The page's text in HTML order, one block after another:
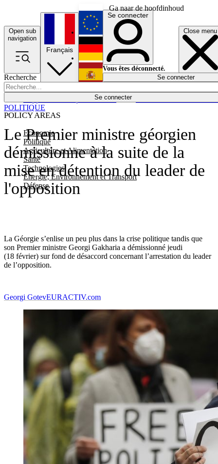
Ga naar de hoofdinhoud
Open sub
navigation
Close menu
Recherche
Se connecter
POLICY AREAS
Economie
Politique
Agriculture et Alimentation
Santé
Technologies
Energie, Environnement et Transport
Défense
Économie
Français
English
Deutsch
Español
Se connecter
Vous êtes déconnecté.
Se connecter
Le Premier ministre géorgien
démissionne à la suite de la
mise en détention du leader de
l'opposition
La Géorgie s’enlise un peu plus dans la crise politique tandis que
son Premier ministre Georgi Gakharia a démissionné jeudi
(18 février) sur fond de désaccord concernant l’arrestation du leader
de l’opposition.
POLITIQUE
Georgi GotevEURACTIV.com